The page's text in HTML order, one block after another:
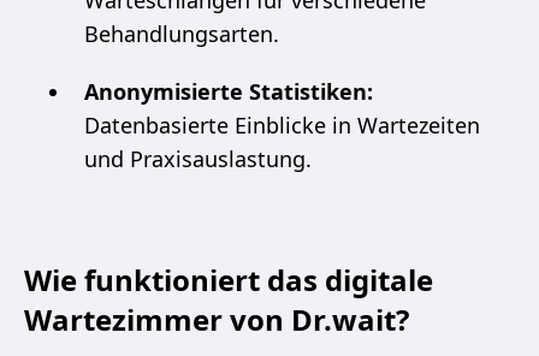
Behandlungsarten.
Anonymisierte Statistiken:
Datenbasierte Einblicke in Wartezeiten
und Praxisauslastung.
Wie funktioniert das digitale
Wartezimmer von Dr.wait?